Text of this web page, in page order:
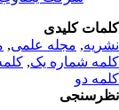
کلیدی
,مجله علمی,
شماره یک,کلمه
دو